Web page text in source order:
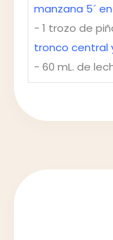
manzana 5´
- 1 trozo de
tronco central
- 60 mL. de